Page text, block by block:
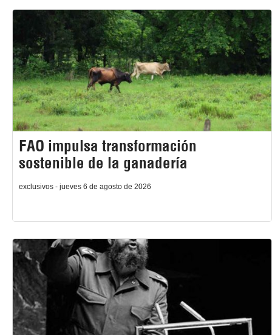
FAO impulsa transformación
sostenible de la ganadería
exclusivos - jueves 6 de agosto de 2026